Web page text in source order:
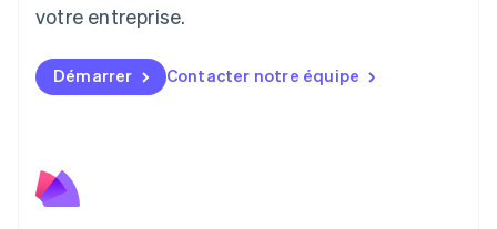
votre entreprise.
Démarrer Contacter notre équipe
Malaisie
Malte
English
Mexique
Nouvelle-Zélande
English